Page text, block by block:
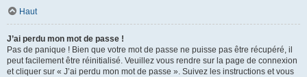
Haut
J’ai perdu mon mot de passe !
Pas de panique ! Bien que votre mot de passe ne puisse pas être récupéré, il
peut facilement être réinitialisé. Veuillez vous rendre sur la page de connexion
et cliquer sur « J’ai perdu mon mot de passe ». Suivez les instructions et vous